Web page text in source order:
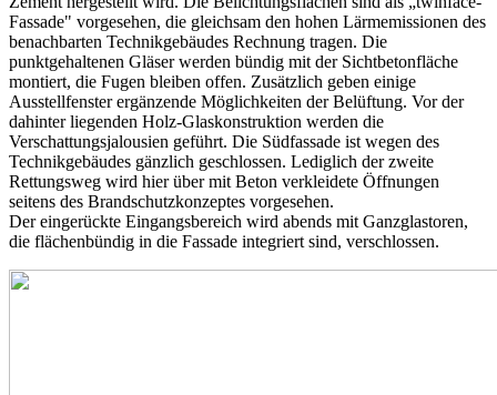
Fassade" vorgesehen, die gleichsam den hohen Lärmemissionen des
benachbarten Technikgebäudes Rechnung tragen. Die
punktgehaltenen Gläser werden bündig mit der Sichtbetonfläche
montiert, die Fugen bleiben offen. Zusätzlich geben einige
Ausstellfenster ergänzende Möglichkeiten der Belüftung. Vor der
dahinter liegenden Holz-Glaskonstruktion werden die
Verschattungsjalousien geführt. Die Südfassade ist wegen des
Technikgebäudes gänzlich geschlossen. Lediglich der zweite
Rettungsweg wird hier über mit Beton verkleidete Öffnungen
seitens des Brandschutzkonzeptes vorgesehen.
Der eingerückte Eingangsbereich wird abends mit Ganzglastoren,
die flächenbündig in die Fassade integriert sind, verschlossen.